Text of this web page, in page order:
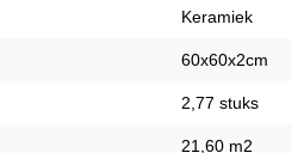
Keramiek
60x60x2cm
2,77 stuks
21,60 m2